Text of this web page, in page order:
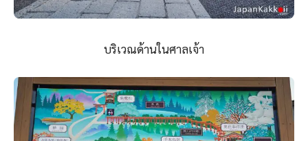
บริเวณด้านในศาลเจ้า